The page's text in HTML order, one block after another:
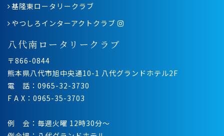
基隆東ロータリークラブ
やつしろインターアクトクラブ
八代南ロータリークラブ
〒866-0844
熊本県八代市旭中央通10-1 八代グランドホテル2F
電 話：0965-32-3730
F A X：0965-35-3703
例 会：毎週火曜 12時30分〜